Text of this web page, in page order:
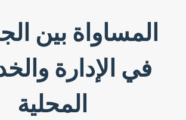
المساواة بين
في الإدارة
المحلية